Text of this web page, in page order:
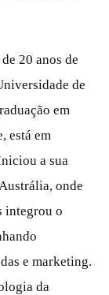
20 anos de
de
em
está em
a sua
onde
integrou o
e marketing.
da